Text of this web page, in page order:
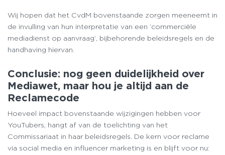
Wij hopen dat het CvdM bovenstaande zorgen meeneemt in
de invulling van hun interpretatie van een ‘commerciële
mediadienst op aanvraag’, bijbehorende beleidsregels en de
handhaving hiervan.
Conclusie: nog geen duidelijkheid over
Mediawet, maar hou je altijd aan de
Reclamecode
Hoeveel impact bovenstaande wijzigingen hebben voor
YouTubers, hangt af van de toelichting van het
Commissariaat in haar beleidsregels. De kern voor reclame
via social media en influencer marketing is en blijft voor nu: